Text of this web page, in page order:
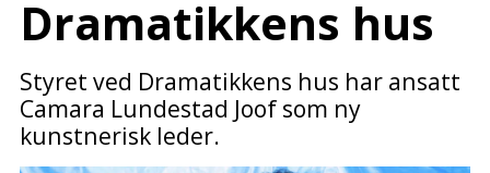
Dramatikkens hus
Styret ved Dramatikkens hus har ansatt
Camara Lundestad Joof som ny
kunstnerisk leder.